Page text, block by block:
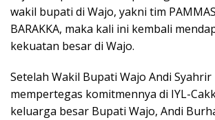
wakil bupati di Wajo, yakni tim
BARAKKA, maka kali ini kembali
kekuatan besar di Wajo.
Setelah Wakil Bupati Wajo Andi
mempertegas komitmennya di IYL-
keluarga besar Bupati Wajo, Andi